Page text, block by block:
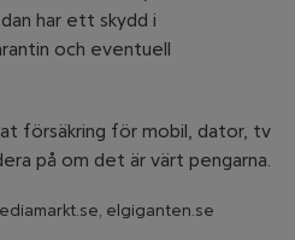
har ett skydd i
och eventuell
försäkring för mobil, dator, tv
på om det är värt pengarna.
elgiganten.se